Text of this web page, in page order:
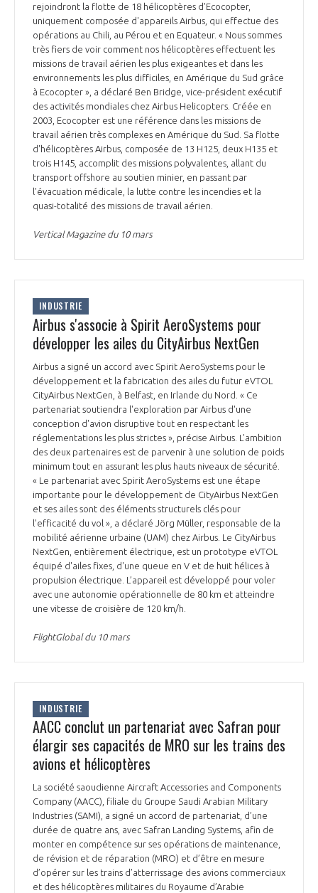
NOTRE HISTOIRE
L’ÉQUIPE DU GIFAS
NOS RÉSEAUX À L'INTERNATIONAL
GEADS
COMITÉ AERO PME
STARTAIR
COMMISSIONS ET COMITÉS
ACCOMPAGNEMENT DE NOS ADHÉRENTS
LES PROGRAMMES DU GIFAS
UN ÉCOSYSTÈME INTÉGRÉ ET COHÉRENT
POURQUOI DEVENIR MEMBRE ?
LA MÉDIATION
LA MÉDIATION DANS LA FILIÈRE AÉRONAUTIQUE ET SPATIALE
LE MÉDIATEUR DE LA FILIÈRE AÉRONAUTIQUE ET SPATIALE
MÉDIATION ET CHARTE D’ENGAGEMENT SUR LES RELATIONS ENTRE
LE SALON DU BOURGET
L'OBSERVATOIRE
CHIFFRES CLÉS
COMPÉTITIVITÉ
EMPLOI & FORMATION
ENVIRONNEMENT
INNOVATION
INTERNATIONALISATION
LES PUBLICATIONS
DOCUMENTS & BROCHURES
RAPPORTS D'ACTIVITÉS
rejoindront la flotte de 18 hélicoptères d'Ecocopter,
uniquement composée d'appareils Airbus, qui effectue des
opérations au Chili, au Pérou et en Equateur. « Nous sommes
très fiers de voir comment nos hélicoptères effectuent les
missions de travail aérien les plus exigeantes et dans les
environnements les plus difficiles, en Amérique du Sud grâce
à Ecocopter », a déclaré Ben Bridge, vice-président exécutif
des activités mondiales chez Airbus Helicopters. Créée en
2003, Ecocopter est une référence dans les missions de
travail aérien très complexes en Amérique du Sud. Sa flotte
d'hélicoptères Airbus, composée de 13 H125, deux H135 et
trois H145, accomplit des missions polyvalentes, allant du
transport offshore au soutien minier, en passant par
l'évacuation médicale, la lutte contre les incendies et la
quasi-totalité des missions de travail aérien.
Vertical Magazine du 10 mars
INDUSTRIE
Airbus s'associe à Spirit AeroSystems pour
développer les ailes du CityAirbus NextGen
Airbus a signé un accord avec Spirit AeroSystems pour le
développement et la fabrication des ailes du futur eVTOL
CityAirbus NextGen, à Belfast, en Irlande du Nord. « Ce
partenariat soutiendra l'exploration par Airbus d'une
conception d'avion disruptive tout en respectant les
réglementations les plus strictes », précise Airbus. L'ambition
des deux partenaires est de parvenir à une solution de poids
minimum tout en assurant les plus hauts niveaux de sécurité.
« Le partenariat avec Spirit AeroSystems est une étape
importante pour le développement de CityAirbus NextGen
et ses ailes sont des éléments structurels clés pour
l'efficacité du vol », a déclaré Jörg Müller, responsable de la
mobilité aérienne urbaine (UAM) chez Airbus. Le CityAirbus
NextGen, entièrement électrique, est un prototype eVTOL
équipé d'ailes fixes, d'une queue en V et de huit hélices à
propulsion électrique. L’appareil est développé pour voler
avec une autonomie opérationnelle de 80 km et atteindre
une vitesse de croisière de 120 km/h.
FlightGlobal du 10 mars
INDUSTRIE
AACC conclut un partenariat avec Safran pour
élargir ses capacités de MRO sur les trains des
avions et hélicoptères
La société saoudienne Aircraft Accessories and Components
Company (AACC), filiale du Groupe Saudi Arabian Military
Industries (SAMI), a signé un accord de partenariat, d’une
durée de quatre ans, avec Safran Landing Systems, afin de
monter en compétence sur ses opérations de maintenance,
de révision et de réparation (MRO) et d’être en mesure
d’opérer sur les trains d’atterrissage des avions commerciaux
et des hélicoptères militaires du Royaume d’Arabie
Découvrez les avantages d'adhérer au GIFAS.
Rencontres, salons, données sectorielles,
programmes ...
DEMANDE D’ADHÉSION